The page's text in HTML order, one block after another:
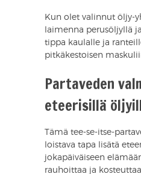
Kun olet valinnut öljy-
laimenna perusöljyllä
tippa kaulalle ja
pitkäkestoisen
Partaveden
eteerisillä
Tämä tee-se-itse-
loistava tapa lisätä
jokapäiväiseen
rauhoittaa ja